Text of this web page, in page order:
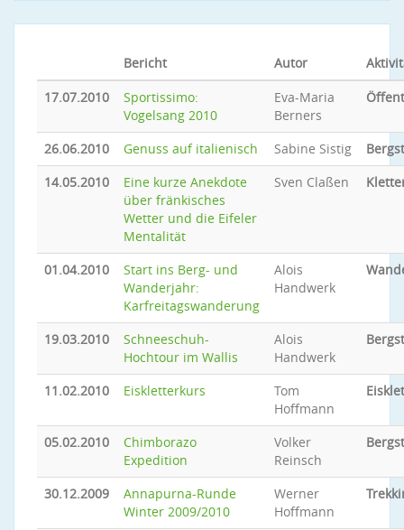
Bericht Autor
17.07.2010
Sportissimo:
Vogelsang 2010
Eva-Maria
Berners
26.06.2010 Genuss auf italienisch Sabine Sistig
14.05.2010
Eine kurze Anekdote
über fränkisches
Wetter und die Eifeler
Mentalität
Sven Claßen
01.04.2010
Start ins Berg- und
Wanderjahr:
Karfreitagswanderung
Alois
Handwerk
19.03.2010
Schneeschuh-
Hochtour im Wallis
Alois
Handwerk
11.02.2010 Eiskletterkurs
Tom
Hoffmann
05.02.2010
Chimborazo
Expedition
Volker
Reinsch
30.12.2009
Annapurna-Runde
Winter 2009/2010
Werner
Hoffmann